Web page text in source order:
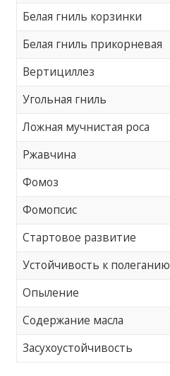
Белая гниль корзинки
Белая гниль прикорневая
Вертициллез
Угольная гниль
Ложная мучнистая роса
Ржавчина
Фомоз
Фомопсис
Стартовое развитие
Устойчивость к полеганию
Опыление
Содержание масла
Засухоустойчивость